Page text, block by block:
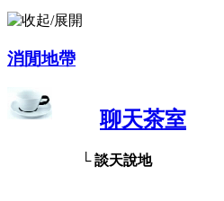
消閒地帶
聊天茶室
└ 談天說地